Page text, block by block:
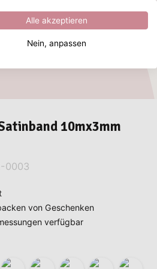
4.8von5
10mx3mm
0003
von Geschenken
verfügbar
Alle akzeptieren
Nein, anpassen